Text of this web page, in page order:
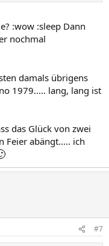
:wow :sleep Dann
nochmal
damals übrigens
1979..... lang, lang ist
das Glück von zwei
Feier abängt..... ich
#7